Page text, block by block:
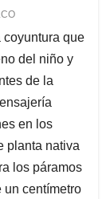
coyuntura que
del niño y
de la
en los
planta nativa
los páramos
un centímetro